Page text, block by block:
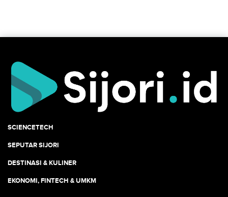
SCIENCETECH
SEPUTAR SIJORI
DESTINASI & KULINER
EKONOMI, FINTECH & UMKM